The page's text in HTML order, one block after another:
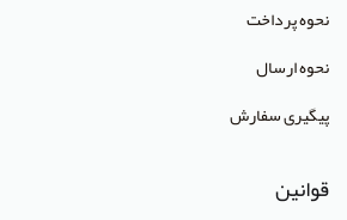
انتشارات پژوهشگاه علوم و فنون هسته ای
نحوه پرداخت
نحوه ارسال
پیگیری سفارش
قوانین